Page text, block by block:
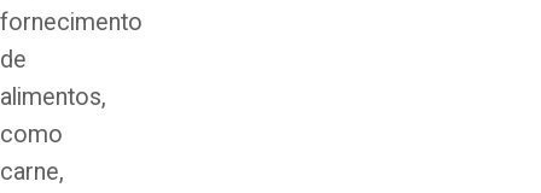
fornecimento
de
alimentos,
como
carne,